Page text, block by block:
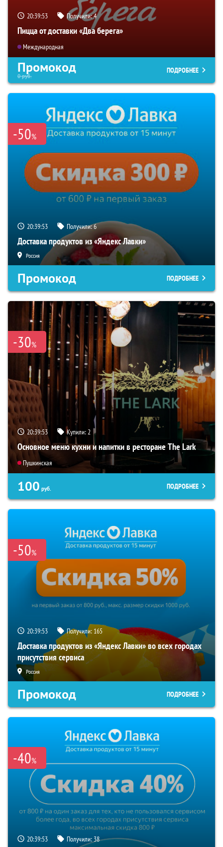
20:39:51 Получили:4
Пицца от доставки «Два берега»
Международная
Промокод
0руб.
ПОДРОБНЕЕ
-50%
20:39:51 Получили:6
Доставка продуктов из «Яндекс Лавки»
Россия
Промокод ПОДРОБНЕЕ
-30%
20:39:51 Купили:2
Основное меню кухни и напитки в ресторане The Lark
Пушкинская
100 руб. ПОДРОБНЕЕ
-50%
20:39:51 Получили: 165
Доставка продуктов из «Яндекс Лавки» во всех городах
присутствия сервиса
Россия
Промокод ПОДРОБНЕЕ
-40%
20:39:51 Получили:38